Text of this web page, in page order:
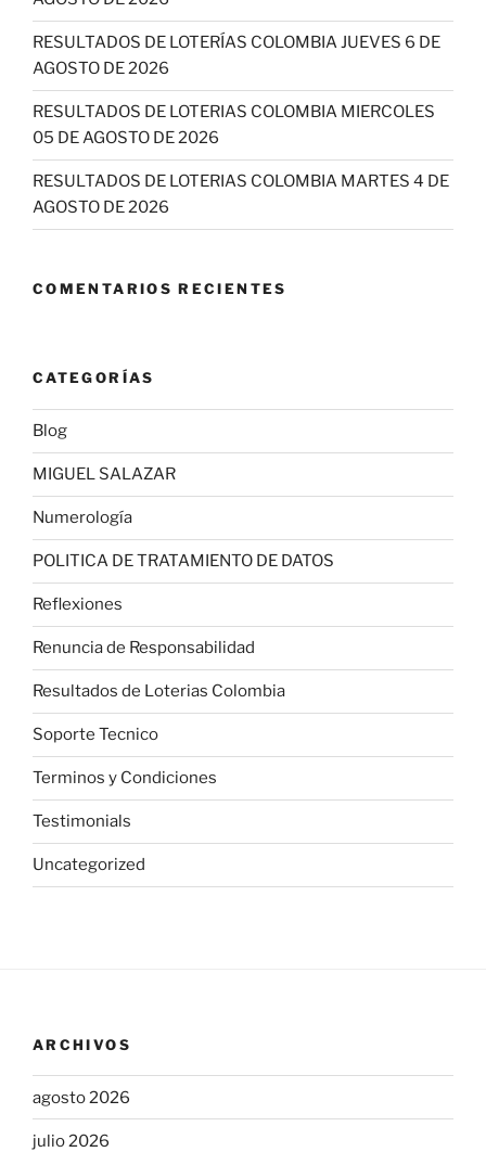
RESULTADOS DE LOTERÍAS COLOMBIA JUEVES 6 DE
AGOSTO DE 2026
RESULTADOS DE LOTERIAS COLOMBIA MIERCOLES
05 DE AGOSTO DE 2026
RESULTADOS DE LOTERIAS COLOMBIA MARTES 4 DE
AGOSTO DE 2026
COMENTARIOS RECIENTES
CATEGORÍAS
Blog
MIGUEL SALAZAR
Numerología
POLITICA DE TRATAMIENTO DE DATOS
Reflexiones
Renuncia de Responsabilidad
Resultados de Loterias Colombia
Soporte Tecnico
Terminos y Condiciones
Testimonials
Uncategorized
ARCHIVOS
agosto 2026
julio 2026